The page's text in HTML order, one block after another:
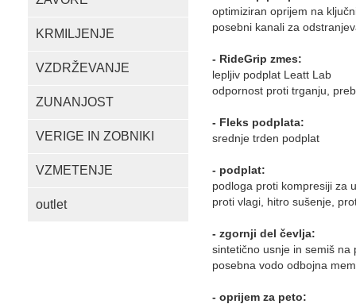
KRMILJENJE
VZDRŽEVANJE
ZUNANJOST
VERIGE IN ZOBNIKI
VZMETENJE
outlet
optimiziran oprijem na
posebni kanali za
- RideGrip zmes:
lepljiv podplat Leatt Lab
odpornost proti trganju,
- Fleks podplata:
srednje trden podplat
- podplat:
podloga proti kompresiji za
proti vlagi, hitro sušenje,
- zgornji del čevlja:
sintetično usnje in semiš na
posebna vodo odbojna
- oprijem za peto: